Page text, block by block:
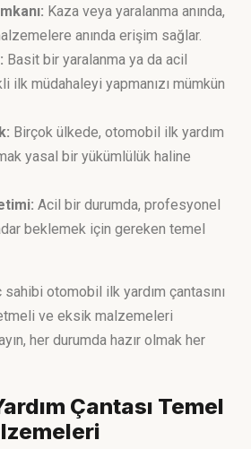
Kaza veya yaralanma anında,
anında erişim sağlar.
Basit bir yaralanma ya da acil
ilk müdahaleyi yapmanızı mümkün
Birçok ülkede, otomobil ilk yardım
yasal bir yükümlülük haline
Acil bir durumda, profesyonel
beklemek için gereken temel
otomobil ilk yardım çantasını
ve eksik malzemeleri
her durumda hazır olmak her
Çantası Temel